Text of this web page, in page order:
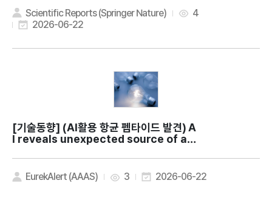
s
Scientific Reports (Springer Nature)
4
2026-06-22
[기술동향]
I reveals unexpected source of ant
s
EurekAlert (AAAS) 3 2026-06-22